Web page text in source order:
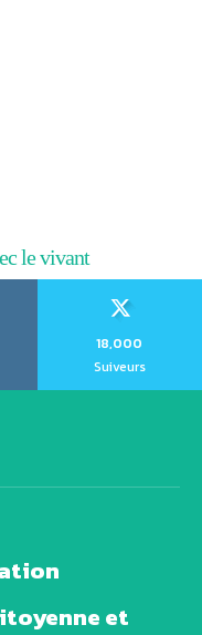
le vivant
18,000
Suiveurs
et